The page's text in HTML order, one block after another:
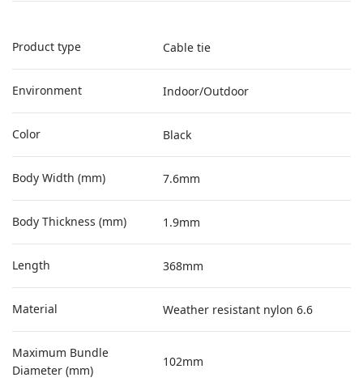
Product type Cable tie
Environment Indoor/Outdoor
Color Black
Body Width (mm) 7.6mm
Body Thickness (mm) 1.9mm
Length 368mm
Material Weather resistant nylon 6.6
Maximum Bundle
Diameter (mm)
102mm